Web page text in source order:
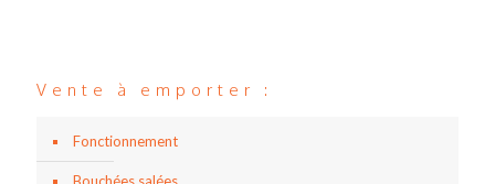
Vente à emporter :
Fonctionnement